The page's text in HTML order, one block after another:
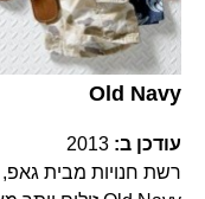
Old Navy
עודכן ב: 2013
רשת חנויות מבית